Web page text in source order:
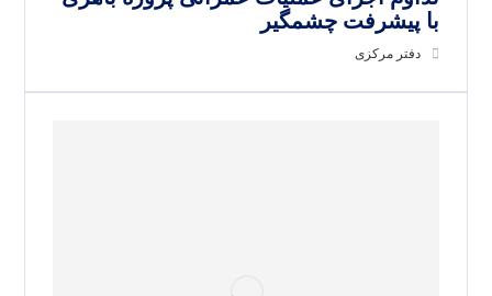
با پیشرفت چشمگیر
دفتر مرکزی